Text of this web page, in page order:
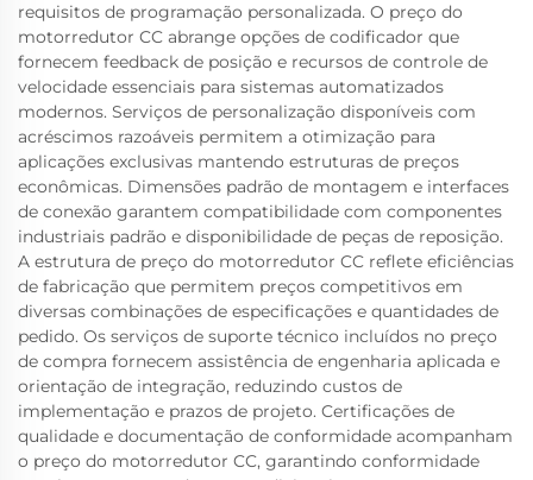
requisitos de programação personalizada. O preço do
motorredutor CC abrange opções de codificador que
fornecem feedback de posição e recursos de controle de
velocidade essenciais para sistemas automatizados
modernos. Serviços de personalização disponíveis com
acréscimos razoáveis permitem a otimização para
aplicações exclusivas mantendo estruturas de preços
econômicas. Dimensões padrão de montagem e interfaces
de conexão garantem compatibilidade com componentes
industriais padrão e disponibilidade de peças de reposição.
A estrutura de preço do motorredutor CC reflete eficiências
de fabricação que permitem preços competitivos em
diversas combinações de especificações e quantidades de
pedido. Os serviços de suporte técnico incluídos no preço
de compra fornecem assistência de engenharia aplicada e
orientação de integração, reduzindo custos de
implementação e prazos de projeto. Certificações de
qualidade e documentação de conformidade acompanham
o preço do motorredutor CC, garantindo conformidade